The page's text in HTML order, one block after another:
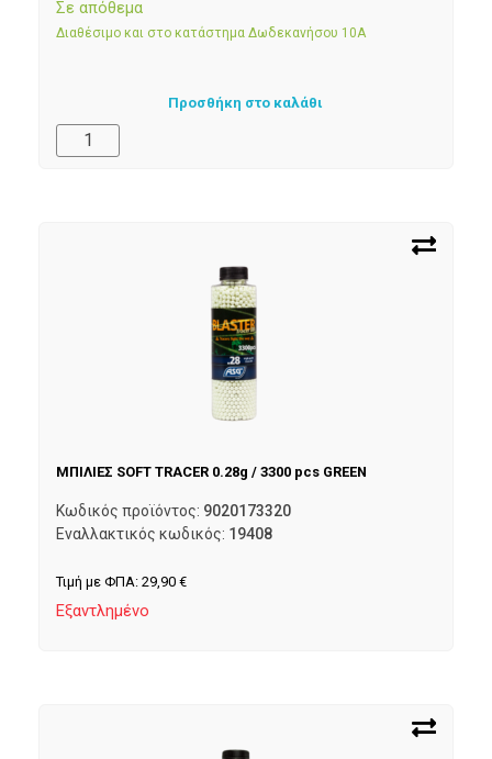
Σε απόθεμα
Διαθέσιμο και στο κατάστημα Δωδεκανήσου 10Α
Προσθήκη στο καλάθι
ΜΠΙΛΙΕΣ SOFT TRACER 0.28g / 3300 pcs GREEN
Κωδικός προϊόντος: 9020173320
Εναλλακτικός κωδικός: 19408
Τιμή με ΦΠΑ: 29,90 €
Εξαντλημένο